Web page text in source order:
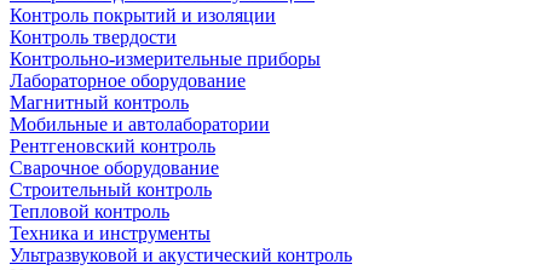
Контроль покрытий и изоляции
Контроль твердости
Контрольно-измерительные приборы
Лабораторное оборудование
Магнитный контроль
Мобильные и автолаборатории
Рентгеновский контроль
Сварочное оборудование
Строительный контроль
Тепловой контроль
Техника и инструменты
Ультразвуковой и акустический контроль